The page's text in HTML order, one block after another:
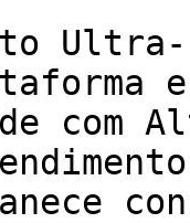
com